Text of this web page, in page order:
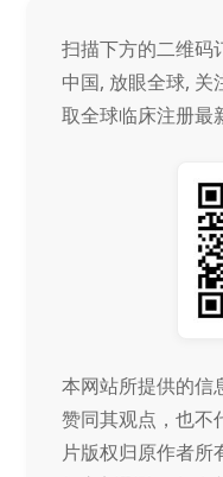
扫描下方的二维码
中国, 放眼全球,
取全球临床注册最
本网站所提供的信
赞同其观点，也不
片版权归原作者所